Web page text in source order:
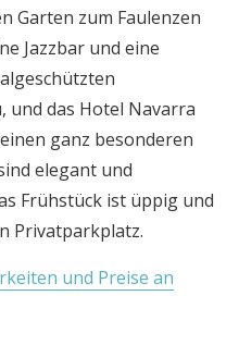
Garten zum Faulenzen
Jazzbar und eine
und das Hotel Navarra
ganz besonderen
elegant und
Frühstück ist üppig und
Privatparkplatz.
und Preise an